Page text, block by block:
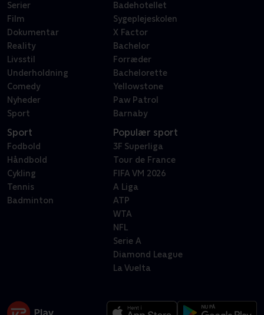
Serier
Film
Dokumentar
Reality
Livsstil
Underholdning
Comedy
Nyheder
Sport
Badehotellet
Sygeplejeskolen
X Factor
Bachelor
Forræder
Bachelorette
Yellowstone
Paw Patrol
Barnaby
Sport
Fodbold
Håndbold
Cykling
Tennis
Badminton
Populær sport
3F Superliga
Tour de France
FIFA VM 2026
A Liga
ATP
WTA
NFL
Serie A
Diamond League
La Vuelta